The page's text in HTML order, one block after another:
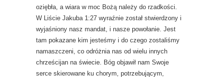
oziębła, a wiara w moc Bożą należy do rzadkości.
W Liście Jakuba 1:27 wyraźnie został stwierdzony i
wyjaśniony nasz mandat, i nasze powołanie. Jest
tam pokazane kim jesteśmy i do czego zostaliśmy
namaszczeni, co odróżnia nas od wielu innych
chrześcijan na świecie. Bóg objawił nam Swoje
serce skierowane ku chorym, potrzebującym,